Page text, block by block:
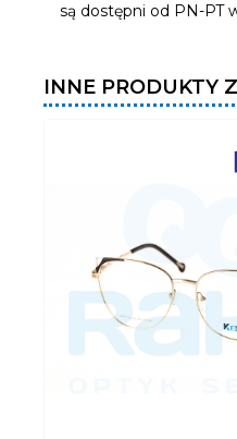
są dostępni od PN-PT
INNE PRODUKTY